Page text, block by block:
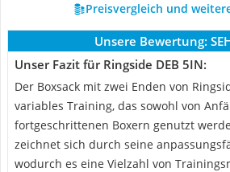
Preisvergleich und
Unsere Bewertung:
Unser Fazit für Ringside DEB 5IN:
Der Boxsack mit zwei Enden von
variables Training, das sowohl von
fortgeschrittenen Boxern genutzt
zeichnet sich durch seine
wodurch es eine Vielzahl von